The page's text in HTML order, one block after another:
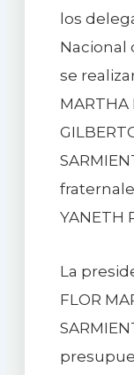
los
Nacional
se
MARTHA
YANETH
La
FLOR